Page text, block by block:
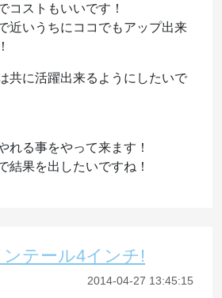
コストもいいです！
近いうちにココでもアップ出来
共に活躍出来るようにしたいで
れる事をやって来ます！
結果を出したいですね！
テール4インチ!
2014-04-27 13:45:15